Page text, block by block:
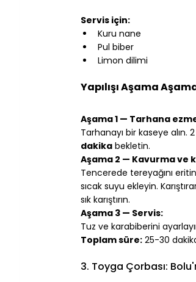
Servis için:
Kuru nane
Pul biber
Limon dilimi
Yapılışı Aşama
Aşama 1 — Tarhana
Tarhanayı bir kaseye alın.
dakika bekletin.
Aşama 2 — Kavurma ve
Tencerede tereyağını
sıcak suyu ekleyin.
sık karıştırın.
Aşama 3 — Servis:
Tuz ve karabiberini
Toplam süre: 25-30
3. Toyga Çorbası: